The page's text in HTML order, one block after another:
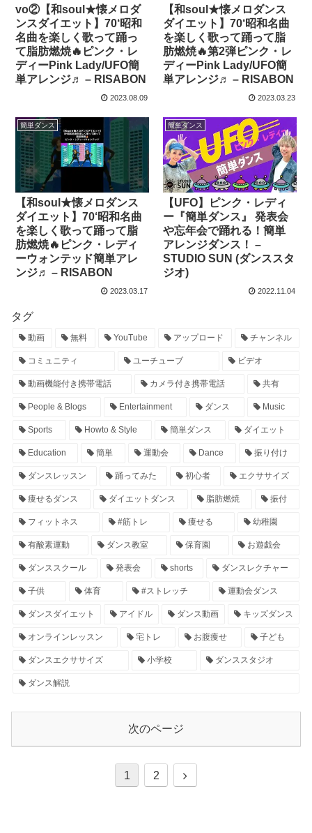
vo②【和soul★懐メロダ
ンスダイエット】70‘昭和
名曲を楽しく歌って踊っ
て脂肪燃焼🔥ピンク・レ
ディーPink Lady/UFO簡
単アレンジ♬ – RISABON
2023.08.09
【和soul★懐メロダンス
ダイエット】70‘昭和名曲
を楽しく歌って踊って脂
肪燃焼🔥第2弾ピンク・レ
ディーPink Lady/UFO簡
単アレンジ♬ – RISABON
2023.03.23
簡単ダンス
【和soul★懐メロダンス
ダイエット】70‘昭和名曲
を楽しく歌って踊って脂
肪燃焼🔥ピンク・レディ
ーウォンテッド簡単アレ
ンジ♬ – RISABON
2023.03.17
簡単ダンス
【UFO】ピンク・レディ
ー『簡単ダンス』 発表会
や忘年会で踊れる！簡単
アレンジダンス！ –
STUDIO SUN (ダンススタ
ジオ)
2022.11.04
タグ
動画 無料 YouTube アップロード チャンネル
コミュニティ ユーチューブ ビデオ
動画機能付き携帯電話 カメラ付き携帯電話 共有
People & Blogs Entertainment ダンス Music
Sports Howto & Style 簡単ダンス ダイエット
Education 簡単 運動会 Dance 振り付け
ダンスレッスン 踊ってみた 初心者 エクササイズ
痩せるダンス ダイエットダンス 脂肪燃焼 振付
フィットネス #筋トレ 痩せる 幼稚園
有酸素運動 ダンス教室 保育園 お遊戯会
ダンススクール 発表会 shorts ダンスレクチャー
子供 体育 #ストレッチ 運動会ダンス
ダンスダイエット アイドル ダンス動画 キッズダンス
オンラインレッスン 宅トレ お腹痩せ 子ども
ダンスエクササイズ 小学校 ダンススタジオ
ダンス解説
次のページ
1 2